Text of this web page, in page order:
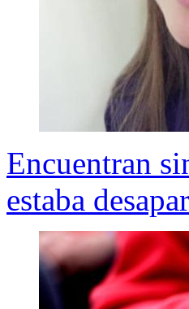
Encuentran
estaba